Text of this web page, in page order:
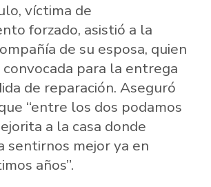
víctima de
forzado, asistió a la
de su esposa, quien
para la entrega
de reparación. Aseguró
“entre los dos podamos
a la casa donde
sentirnos mejor ya en
años”.